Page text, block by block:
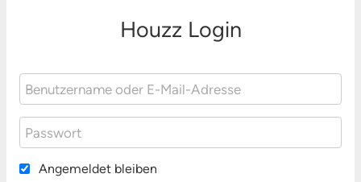
Houzz Login
Angemeldet bleiben